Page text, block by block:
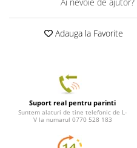
Adauga la Favorite
Suport real pentru parinti
Suntem alaturi de tine telefonic de L-
V la numarul 0770 528 183